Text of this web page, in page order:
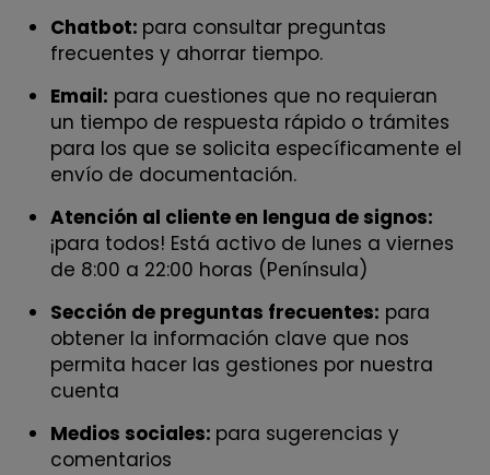
Chatbot: para consultar preguntas
frecuentes y ahorrar tiempo.
Email: para cuestiones que no requieran
un tiempo de respuesta rápido o trámites
para los que se solicita específicamente el
envío de documentación.
Atención al cliente en lengua de signos:
¡para todos! Está activo de lunes a viernes
de 8:00 a 22:00 horas (Península)
Sección de preguntas frecuentes: para
obtener la información clave que nos
permita hacer las gestiones por nuestra
cuenta
Medios sociales: para sugerencias y
comentarios